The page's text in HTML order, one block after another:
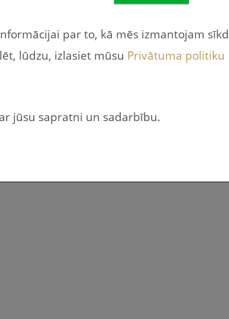
vecākiem – atvērtā koda programmatūra, ko
video
par to, kā mēs izmantojam
lūdzu, izlasiet mūsu Privātuma politiku
jūsu sapratni un sadarbību.